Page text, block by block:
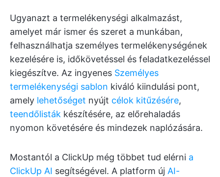
Ugyanazt a termelékenységi alkalmazást,
amelyet már ismer és szeret a munkában,
felhasználhatja személyes termelékenységének
kezelésére is, időkövetéssel és feladatkezeléssel
kiegészítve. Az ingyenes Személyes
termelékenységi sablon kiváló kiindulási pont,
amely lehetőséget nyújt célok kitűzésére,
teendőlisták készítésére, az előrehaladás
nyomon követésére és mindezek naplózására.
Mostantól a ClickUp még többet tud elérni a
ClickUp AI segítségével. A platform új AI-